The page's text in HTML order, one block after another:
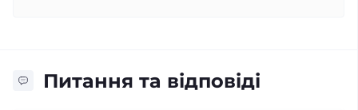
Питання та відповіді